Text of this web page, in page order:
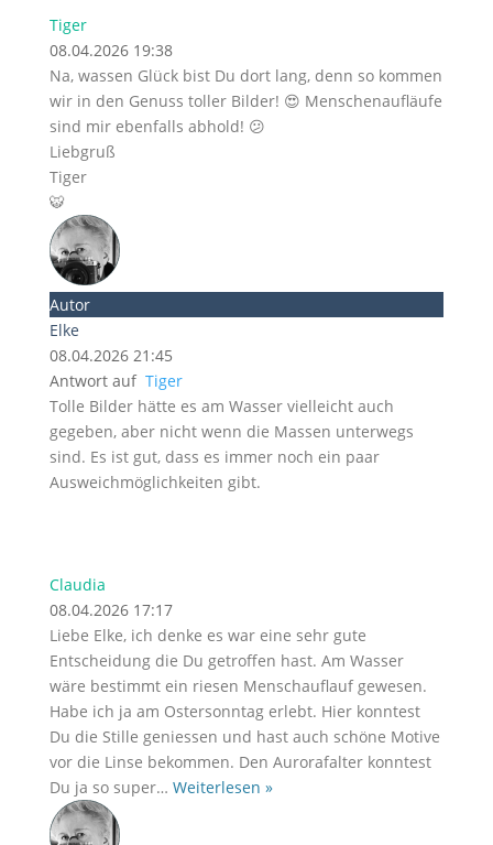
Tiger
08.04.2026 19:38
Na, wassen Glück bist Du dort lang, denn so kommen
wir in den Genuss toller Bilder! 😍 Menschenaufläufe
sind mir ebenfalls abhold! 😕
Liebgruß
Tiger
🐯
Autor
Elke
08.04.2026 21:45
Antwort auf Tiger
Tolle Bilder hätte es am Wasser vielleicht auch
gegeben, aber nicht wenn die Massen unterwegs
sind. Es ist gut, dass es immer noch ein paar
Ausweichmöglichkeiten gibt.
Claudia
08.04.2026 17:17
Liebe Elke, ich denke es war eine sehr gute
Entscheidung die Du getroffen hast. Am Wasser
wäre bestimmt ein riesen Menschauflauf gewesen.
Habe ich ja am Ostersonntag erlebt. Hier konntest
Du die Stille geniessen und hast auch schöne Motive
vor die Linse bekommen. Den Aurorafalter konntest
Du ja so super… Weiterlesen »